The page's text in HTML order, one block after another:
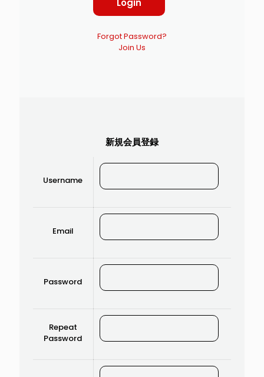
Forgot Password?
Join Us
新規会員登録
Username
Email
Password
Repeat
Password